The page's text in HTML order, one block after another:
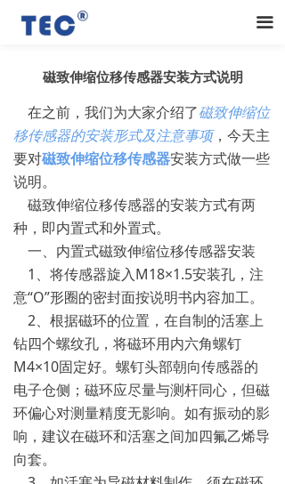
끀
磁致伸缩位移传感器安装方式说明
在之前，我们为大家介绍了磁致伸缩位
移传感器的安装形式及注意事项，今天主
要对磁致伸缩位移传感器安装方式做一些
说明。
磁致伸缩位移传感器的安装方式有两
种，即内置式和外置式。
一、内置式磁致伸缩位移传感器安装
1、将传感器旋入M18×1.5安装孔，注
意“O”形圈的密封面按说明书内容加工。
2、根据磁环的位置，在自制的活塞上
钻四个螺纹孔，将磁环用内六角螺钉
M4×10固定好。螺钉头部朝向传感器的
电子仓侧；磁环应尽量与测杆同心，但磁
环偏心对测量精度无影响。如有振动的影
响，建议在磁环和活塞之间加四氟乙烯导
向套。